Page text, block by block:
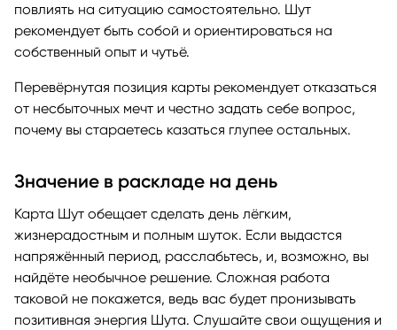
повлиять на ситуацию самостоятельно. Шут
рекомендует быть собой и ориентироваться на
собственный опыт и чутьё.
Перевёрнутая позиция карты рекомендует отказаться
от несбыточных мечт и честно задать себе вопрос,
почему вы стараетесь казаться глупее остальных.
Значение в раскладе на день
Карта Шут обещает сделать день лёгким,
жизнерадостным и полным шуток. Если выдастся
напряжённый период, расслабьтесь, и, возможно, вы
найдёте необычное решение. Сложная работа
таковой не покажется, ведь вас будет пронизывать
позитивная энергия Шута. Слушайте свои ощущения и